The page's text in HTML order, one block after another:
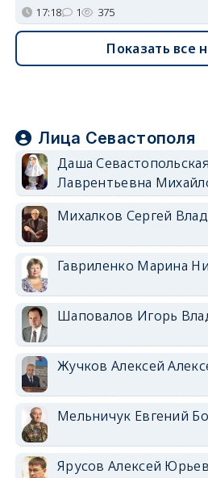
17:18 1 375
Показать все
Лица Севастополя
Даша
Лаврентьевна
Михалков Сергей
Гавриленко Марина
Шаповалов Игорь
Жучков Алексей
Мельничук Евгений
Ярусов Алексей